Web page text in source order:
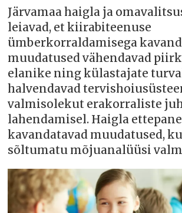
Järvamaa haigla ja
leiavad, et kiirabiteenuse
ümberkorraldamisega
muudatused vähendavad
elanike ning külastajate
halvendavad
valmisolekut erakorraliste
lahendamisel. Haigla
kavandatavad muudatused,
sõltumatu mõjuanalüüsi